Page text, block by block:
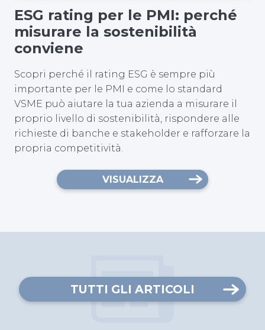
ESG rating per le PMI: perché
misurare la sostenibilità
conviene
Scopri perché il rating ESG è sempre più
importante per le PMI e come lo standard
VSME può aiutare la tua azienda a misurare il
proprio livello di sostenibilità, rispondere alle
richieste di banche e stakeholder e rafforzare la
propria competitività.
VISUALIZZA
TUTTI GLI ARTICOLI